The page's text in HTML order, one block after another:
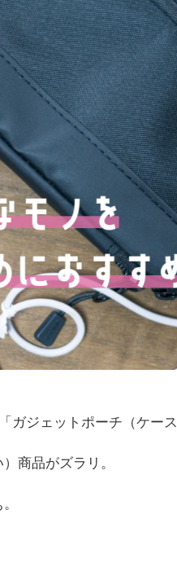
ガジェットポーチ（ケース
商品がズラリ。